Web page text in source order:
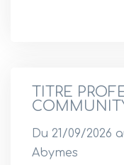
TITRE
Du 21/09/2026
Abymes